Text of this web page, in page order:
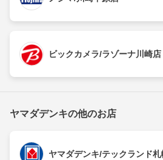
ビックカメラ/ラゾーナ川崎店
ヤマダデンキの他のお店
ヤマダデンキ/テックランド